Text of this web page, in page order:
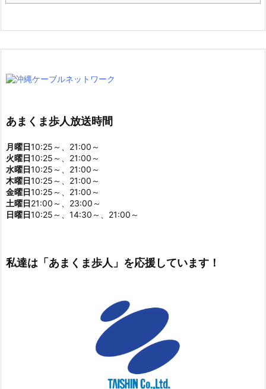
あまくま歩人放送時間
月曜日10:25～、21:00～
火曜日10:25～、21:00～
水曜日10:25～、21:00～
木曜日10:25～、21:00～
金曜日10:25～、21:00～
土曜日 21:00～、23:00～
日曜日10:25～、14:30～、21:00～
私達は「あまくま歩人」を応援しています！